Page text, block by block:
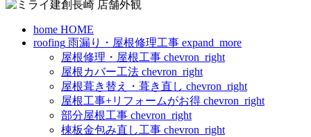
home HOME
roofing 雨漏り・屋根修理工事 expand_more
屋根修理・屋根工事 chevron_right
屋根カバー工法 chevron_right
屋根葺き替え・葺き直し chevron_right
屋根工事+リフォームがお得 chevron_right
部分屋根工事 chevron_right
棟板金包み直し工事 chevron_right